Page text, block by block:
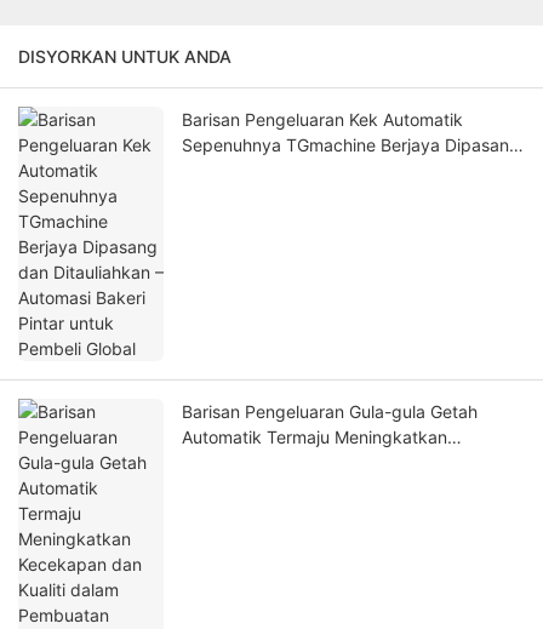
DISYORKAN UNTUK ANDA
Barisan Pengeluaran Kek Automatik
Sepenuhnya TGmachine Berjaya Dipasang
Barisan Pengeluaran Gula-gula Getah
Automatik Termaju Meningkatkan